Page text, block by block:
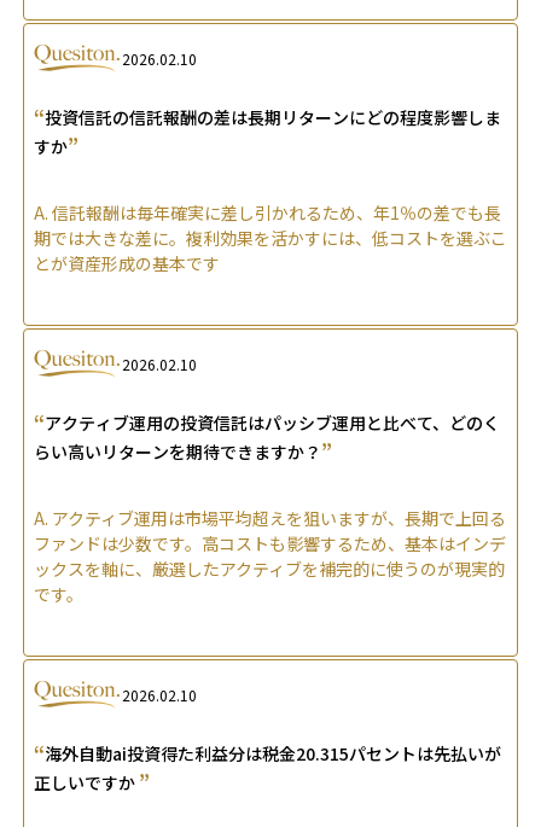
2026.02.10
“投資信託の信託報酬の差は長期リターンにどの程度影響しま
すか”
A. 信託報酬は毎年確実に差し引かれるため、年1％の差でも長
期では大きな差に。複利効果を活かすには、低コストを選ぶこ
とが資産形成の基本です
2026.02.10
“アクティブ運用の投資信託はパッシブ運用と比べて、どのく
らい高いリターンを期待できますか？ ”
A. アクティブ運用は市場平均超えを狙いますが、長期で上回る
ファンドは少数です。高コストも影響するため、基本はインデ
ックスを軸に、厳選したアクティブを補完的に使うのが現実的
です。
2026.02.10
“海外自動ai投資得た利益分は税金20.315パセントは先払いが
正しいですか ”